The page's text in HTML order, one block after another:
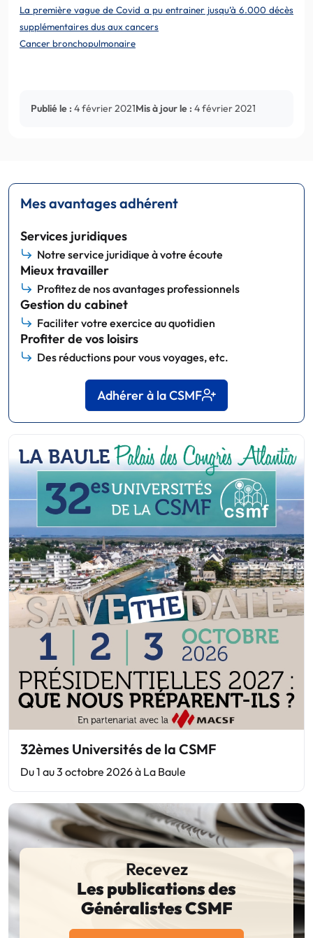
La première vague de Covid a pu entrainer jusqu’à 6.000 décès
supplémentaires dus aux cancers
Cancer bronchopulmonaire
Publié le : 4 février 2021Mis à jour le : 4 février 2021
Mes avantages adhérent
Services juridiques
Notre service juridique à votre écoute
Mieux travailler
Profitez de nos avantages professionnels
Gestion du cabinet
Faciliter votre exercice au quotidien
Profiter de vos loisirs
Des réductions pour vous voyages, etc.
Adhérer à la CSMF
32èmes Universités de la CSMF
Du 1 au 3 octobre 2026 à La Baule
Recevez
Les publications des
Généralistes CSMF